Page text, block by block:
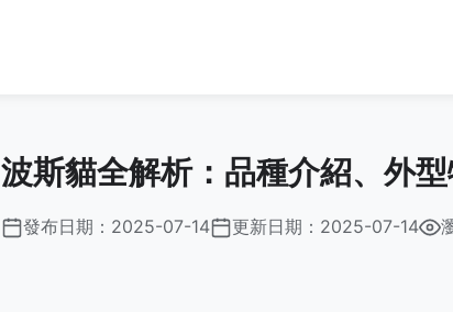
波斯貓全解析：品種介紹、外
發布日期： 2025-07-14 更新日期： 2025-07-14